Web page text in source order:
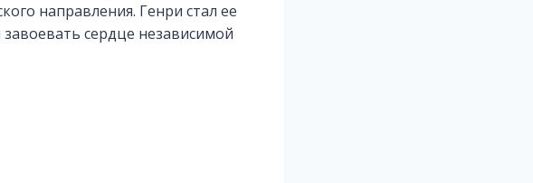
направления. Генри стал ее
сердце независимой